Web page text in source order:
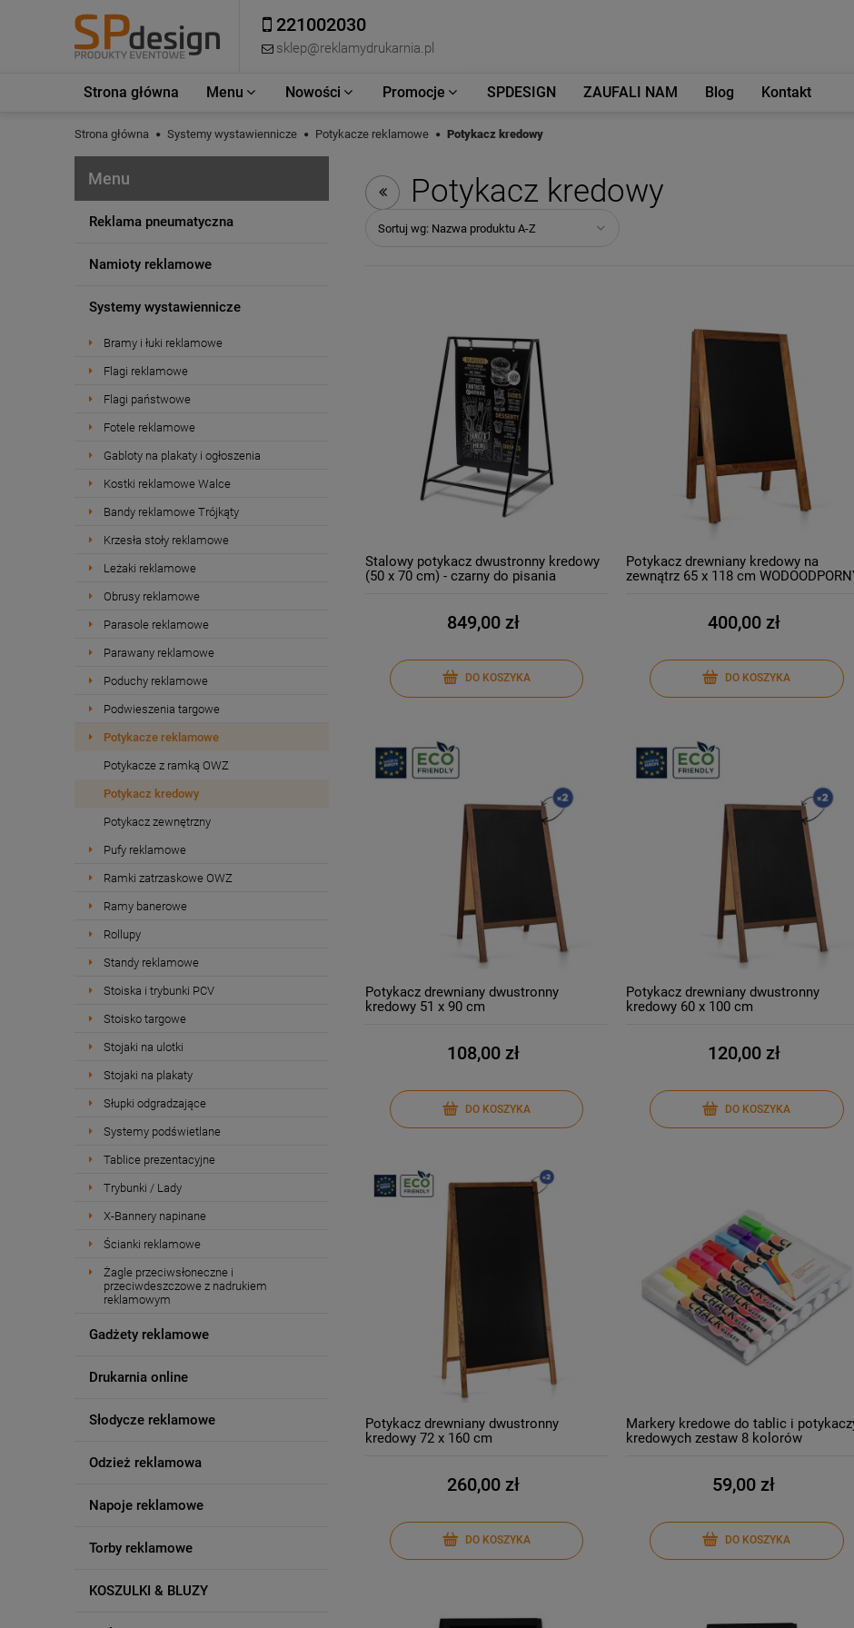
221002030
sklep@reklamydrukarnia.pl
Strona główna Menu Nowości Promocje SPDESIGN ZAUFALI NAM Blog Kontakt
Strona główna Systemy wystawiennicze Potykacze reklamowe Potykacz kredowy
Menu
Reklama pneumatyczna
Namioty reklamowe
Systemy wystawiennicze
Bramy i łuki reklamowe
Flagi reklamowe
Flagi państwowe
Fotele reklamowe
Gabloty na plakaty i ogłoszenia
Kostki reklamowe Walce
Bandy reklamowe Trójkąty
Krzesła stoły reklamowe
Leżaki reklamowe
Obrusy reklamowe
Parasole reklamowe
Parawany reklamowe
Poduchy reklamowe
Podwieszenia targowe
Potykacze reklamowe
Potykacze z ramką OWZ
Potykacz kredowy
Potykacz zewnętrzny
Pufy reklamowe
Ramki zatrzaskowe OWZ
Ramy banerowe
Rollupy
Standy reklamowe
Stoiska i trybunki PCV
Stoisko targowe
Stojaki na ulotki
Stojaki na plakaty
Słupki odgradzające
Systemy podświetlane
Tablice prezentacyjne
Trybunki / Lady
X-Bannery napinane
Ścianki reklamowe
Żagle przeciwsłoneczne i
przeciwdeszczowe z nadrukiem
reklamowym
Gadżety reklamowe
Drukarnia online
Słodycze reklamowe
Odzież reklamowa
Napoje reklamowe
Torby reklamowe
KOSZULKI & BLUZY
Potykacz kredowy
Sortuj wg: Nazwa produktu A-Z
Stalowy potykacz dwustronny kredowy
(50 x 70 cm) - czarny do pisania
849,00 zł
DO KOSZYKA
Potykacz drewniany kredowy na
zewnątrz 65 x 118 cm
400,00 zł
DO KOSZYKA
Potykacz drewniany dwustronny
kredowy 51 x 90 cm
108,00 zł
DO KOSZYKA
Potykacz drewniany dwustronny
kredowy 60 x 100 cm
120,00 zł
DO KOSZYKA
Potykacz drewniany dwustronny
kredowy 72 x 160 cm
260,00 zł
DO KOSZYKA
Markery kredowe do tablic i
kredowych zestaw 8 kolorów
59,00 zł
DO KOSZYKA